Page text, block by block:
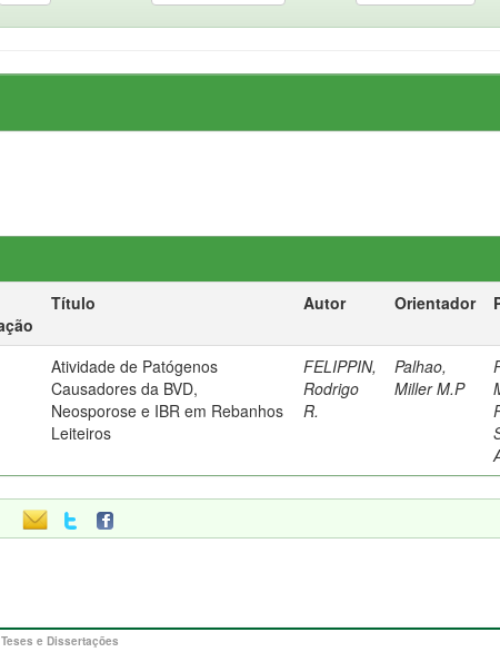
Título Autor Orientador
Atividade de Patógenos
Causadores da BVD,
Neosporose e IBR em Rebanhos
Leiteiros
FELIPPIN,
Rodrigo
R.
Palhao,
Miller M.P
e Dissertações